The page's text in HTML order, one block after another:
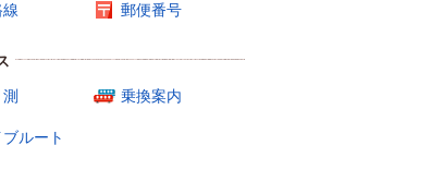
郵便番号
乗換案内
ブルート